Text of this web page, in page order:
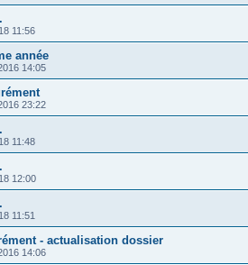
11:56
année
14:05
23:22
11:48
12:00
11:51
- actualisation dossier
14:06